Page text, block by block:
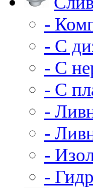
-
- С
- С
- С
-
-
-
-